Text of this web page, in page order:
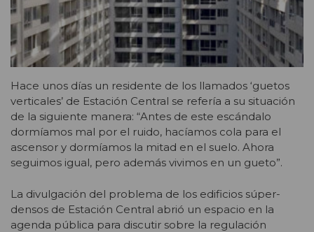
Hace unos días un residente de los llamados ‘guetos
verticales’ de Estación Central se refería a su situación
de la siguiente manera: “Antes de este escándalo
dormíamos mal por el ruido, hacíamos cola para el
ascensor y dormíamos la mitad en el suelo. Ahora
seguimos igual, pero además vivimos en un gueto”.
La divulgación del problema de los edificios súper-
densos de Estación Central abrió un espacio en la
agenda pública para discutir sobre la regulación